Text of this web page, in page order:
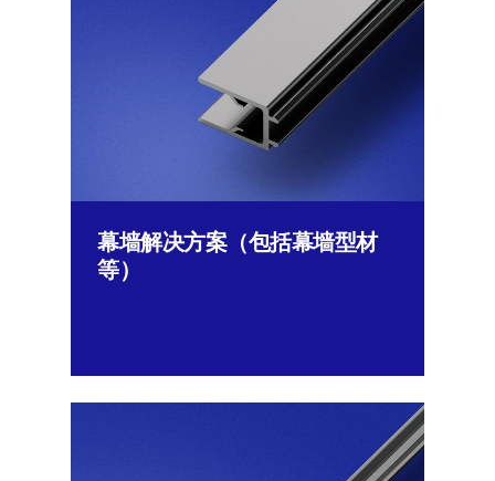
幕墙解决方案（包括幕墙型材
等）